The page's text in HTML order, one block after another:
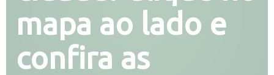
mapa ao lado e
confira as